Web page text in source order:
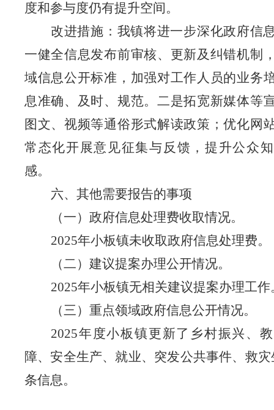
度和参与度仍有提升空间。
改进措施：我镇将进一步深化政府信
一健全信息发布前审核、更新及纠错机制
域信息公开标准，加强对工作人员的业务
息准确、及时、规范。二是拓宽新媒体等
图文、视频等通俗形式解读政策；优化网
常态化开展意见征集与反馈，提升公众
感。
六、其他需要报告的事项
（一）政府信息处理费收取情况。
2025年小板镇未收取政府信息处理费。
（二）建议提案办理公开情况。
2025年小板镇无相关建议提案办理工作
（三）重点领域政府信息公开情况。
2025年度小板镇更新了乡村振兴、
障、安全生产、就业、突发公共事件、救
条信息。